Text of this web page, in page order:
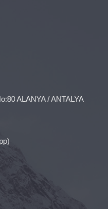
ALANYA / ANTALYA